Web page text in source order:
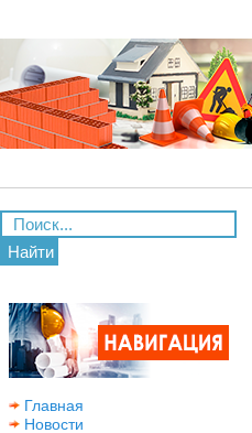
Найти
Главная
Новости